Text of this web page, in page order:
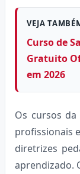
VEJA
Curso de
Gratuito
em 2026
Os cursos
profissionais
diretrizes
aprendizado.